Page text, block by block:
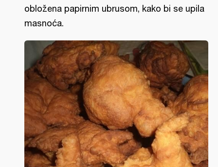
obložena papirnim ubrusom, kako bi se upila
masnoća.